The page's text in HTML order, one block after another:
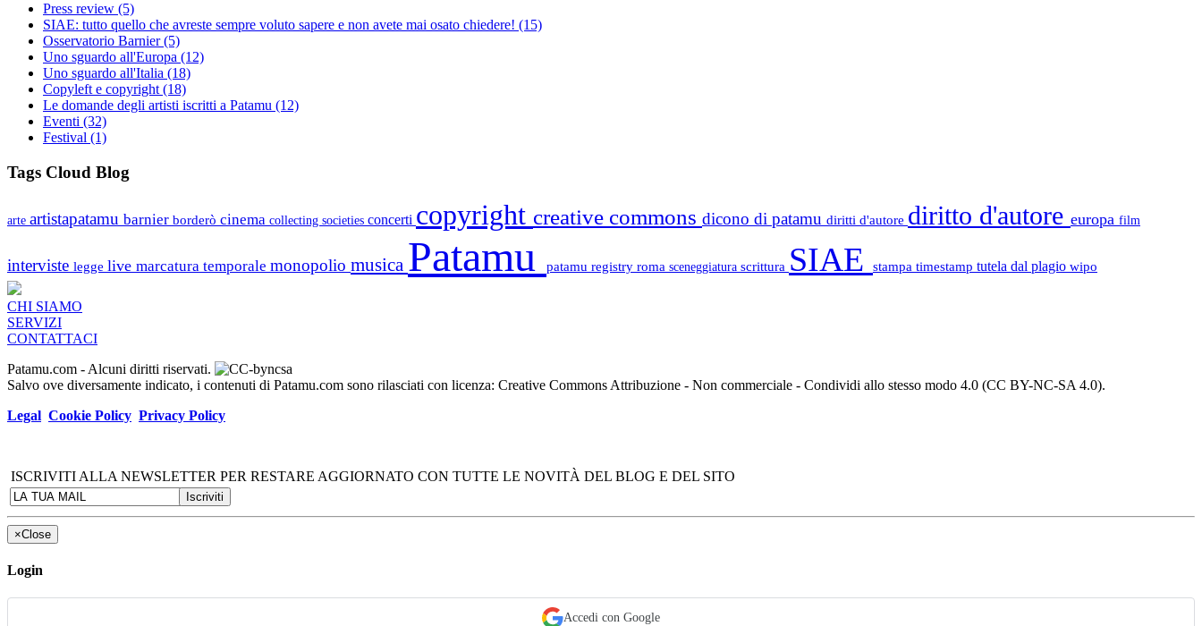
Press review (5)
SIAE: tutto quello che avreste sempre voluto sapere e non avete mai osato chiedere! (15)
Osservatorio Barnier(5)
Uno sguardo all'Europa (12)
Uno sguardo all'Italia (18)
Copyleft e copyright (18)
Le domande degli artisti iscritti a Patamu (12)
Eventi (32)
Festival (1)
Tags Cloud Blog
arte artistapatamu barnier borderò cinema collecting societies concerti copyright creative commons dicono di patamu diritti d'autore diritto d'autore europa film
interviste legge live marcatura temporale monopolio musica Patamu patamu registry roma sceneggiatura scrittura SIAE stampa timestamp tutela dal plagio wipo
CHI SIAMO
SERVIZI
CONTATTACI
Patamu.com - Alcuni diritti riservati.
Salvo ove diversamente indicato, i contenuti di Patamu.com sono rilasciati con licenza: Creative Commons Attribuzione - Non commerciale - Condividi allo stesso modo 4.0 (CC BY-NC-SA 4.0).
Legal Cookie Policy Privacy Policy
ISCRIVITI ALLA NEWSLETTER PER RESTARE AGGIORNATO CON TUTTE LE NOVITÀ DEL BLOG E DEL SITO
×Close
Login
Accedi con Google